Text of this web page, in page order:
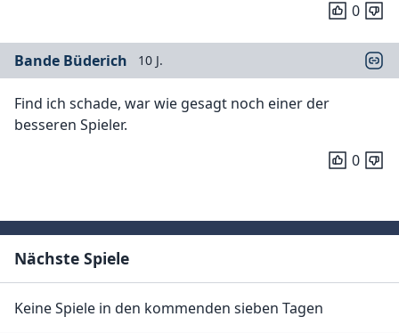
0
Bande Büderich 10 J.
Find ich schade, war wie gesagt noch einer der
besseren Spieler.
0
Nächste Spiele
Keine Spiele in den kommenden sieben Tagen